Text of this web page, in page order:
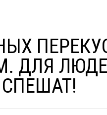
ДЛЯ